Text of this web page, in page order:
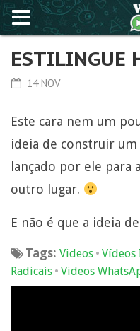
ESTILINGUE
14 NOV
Este cara nem um
ideia de construir
lançado por ele para
outro lugar.
E não é que a ideia
Tags: Videos • Vídeos
Radicais • Videos